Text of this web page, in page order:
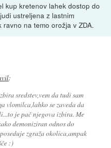
kup kretenov lahek dostop do
ustreljena z lastnim
na temo orožja v ZDA.
:
sredstev,vem da tudi sam
vlomilca,lahko se zaveda da
je pač njegova izbira. Me
demoniziran odnos do
zgraža okolica,ampak
:)